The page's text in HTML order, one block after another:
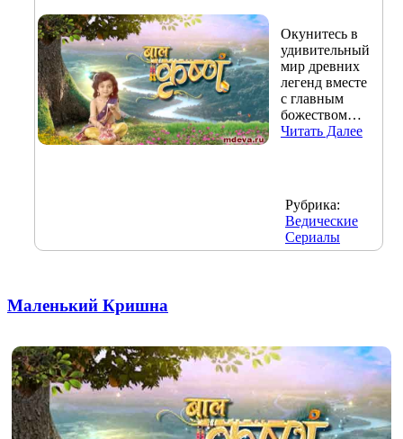
Окунитесь в
удивительный
мир древних
легенд вместе
с главным
божеством…
Читать Далее
Рубрика:
Ведические
Сериалы
Маленький Кришна